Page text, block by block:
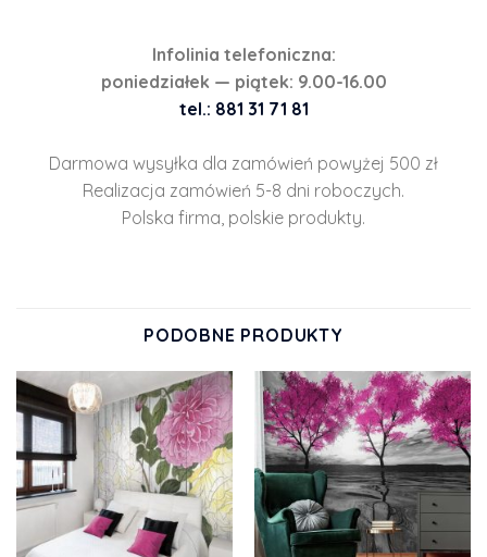
Infolinia telefoniczna:
poniedziałek — piątek: 9.00-16.00
tel.: 881 31 71 81
Darmowa wysyłka dla zamówień powyżej 500 zł
Realizacja zamówień 5-8 dni roboczych.
Polska firma, polskie produkty.
PODOBNE PRODUKTY